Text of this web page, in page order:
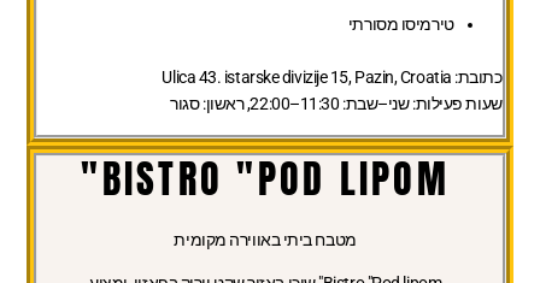
טירמיסו מסורתי
כתובת:
שעות פעילות:שני–שבת: 11:30–22:00, ראשון: סגור
BISTRO "POD LIPOM"
מטבח ביתי באווירה מקומית